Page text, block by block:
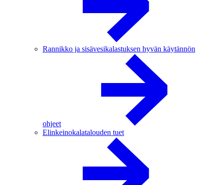
Rannikko ja sisävesikalastuksen hyvän käytännön
ohjeet
Elinkeinokalatalouden tuet